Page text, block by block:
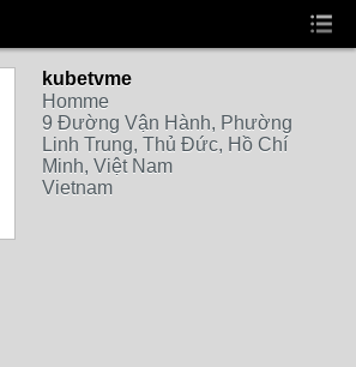
kubetvme
Homme
9 Đường Vận Hành, Phường
Linh Trung, Thủ Đức, Hồ Chí
Minh, Việt Nam
Vietnam